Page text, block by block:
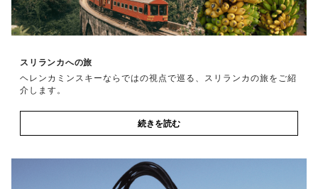
スリランカへの旅
ヘレンカミンスキーならではの視点で巡る、スリランカの旅をご紹
介します。
続きを読む